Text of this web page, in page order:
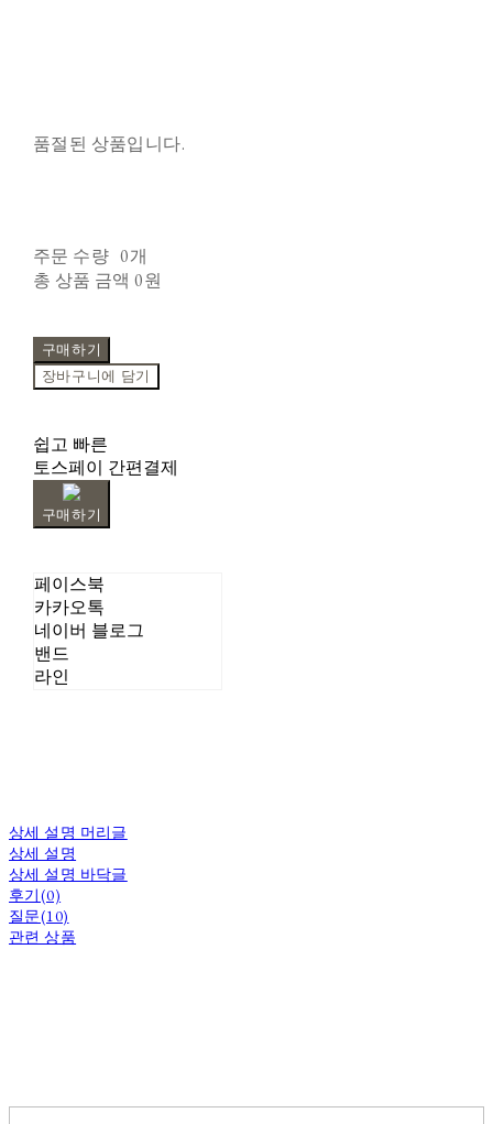
품절된 상품입니다.
주문 수량 0개
총 상품 금액 0원
구매하기
장바구니에 담기
쉽고 빠른
토스페이 간편결제
구매하기
페이스북
카카오톡
네이버 블로그
밴드
라인
상세 설명 머리글
상세 설명
상세 설명 바닥글
후기(0)
질문(10)
관련 상품